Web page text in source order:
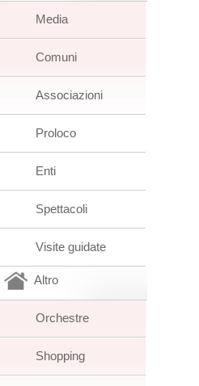
Media
Comuni
Associazioni
Proloco
Enti
Spettacoli
Visite guidate
Altro
Orchestre
Shopping